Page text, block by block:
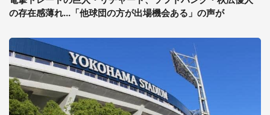
の存在感薄れ...「他球団の方が出場機会ある」の声が